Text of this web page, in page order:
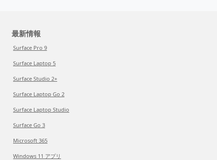
最新情報
Surface Pro 9
Surface Laptop 5
Surface Studio 2+
Surface Laptop Go 2
Surface Laptop Studio
Surface Go 3
Microsoft 365
Windows 11 アプリ